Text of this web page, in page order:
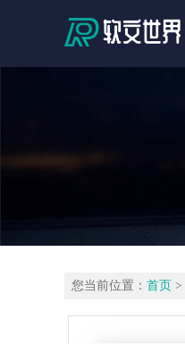
您当前位置： 首页 >